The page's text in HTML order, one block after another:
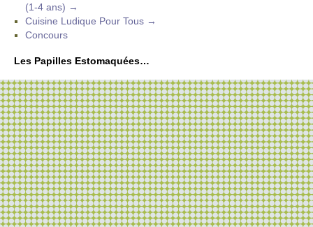
(1-4 ans) →
Cuisine Ludique Pour Tous →
Concours
Les Papilles Estomaquées…